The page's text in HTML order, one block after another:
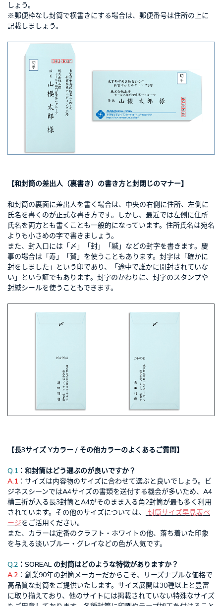
しょう。
※郵便枠なし封筒で横書きにする場合は、郵便番号は住所の上に
記載しましょう。
【和封筒の差出人（裏書き）の書き方と封閉じのマナー】
和封筒の裏面に差出人を書く場合は、中央の右側に住所、左側に
氏名を書くのが正式な書き方です。しかし、最近では左側に住所
氏名を両方とも書くことも一般的になっています。住所氏名は宛名
よりも小さめの字で書きましょう。
また、封入口には「〆」「封」「緘」などの封字を書きます。慶
事の場合は「寿」「賀」を使うこともあります。封字は「確かに
封をしました」という印であり、「途中で誰かに開封されていな
い」という証でもあります。封字のかわりに、封字のスタンプや
封緘シールを使うこともできます。
【長3サイズ Yカラー / その他カラーのよくあるご質問】
Q.1 ：和封筒はどう選ぶのが良いですか？
A.1 ：サイズは内容物のサイズに合わせて選ぶと良いでしょう。ビ
ジネスシーンではA4サイズの書類を送付する機会が多いため、A4
横三折が入る長3封筒とA4がそのまま入る角2封筒が最も多く利用
されています。その他のサイズについては、
封筒サイズ早見表ペ
ージをご活用ください。
また、カラーは定番のクラフト・ホワイトの他、落ち着いた印象
を与える淡いブルー・グレイなどの色が人気です。
Q.2 ：SOREAL の封筒はどのような特徴がありますか？
A.2 ：創業90年の封筒メーカーだからこそ、リーズナブルな価格で
高品質な封筒をご提供いたします。サイズ展開は30種以上と豊富
に取り揃えており、他のサイトには掲載されていない特殊なサイズ